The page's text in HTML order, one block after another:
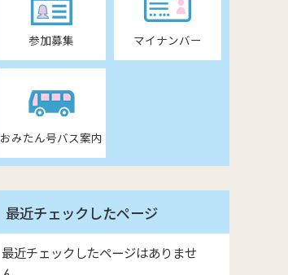
参加募集 マイナンバー
おみたん号バス案内
最近チェックしたページ
最近チェックしたページはありませ